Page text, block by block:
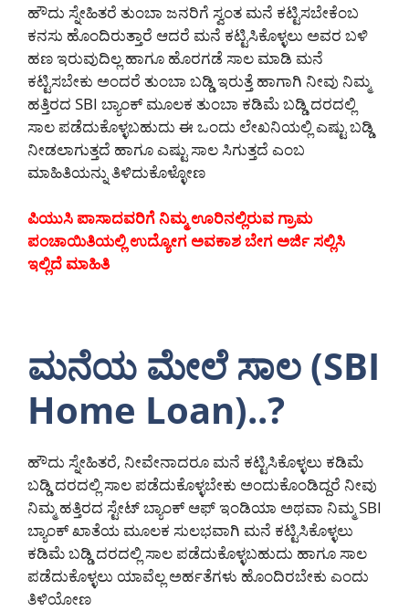
ಹೌದು ಸ್ನೇಹಿತರೆ ತುಂಬಾ ಜನರಿಗೆ ಸ್ವಂತ ಮನೆ ಕಟ್ಟಿಸಬೇಕೆಂಬ
ಕನಸು ಹೊಂದಿರುತ್ತಾರೆ ಆದರೆ ಮನೆ ಕಟ್ಟಿಸಿಕೊಳ್ಳಲು ಅವರ ಬಳಿ
ಹಣ ಇರುವುದಿಲ್ಲ ಹಾಗೂ ಹೊರಗಡೆ ಸಾಲ ಮಾಡಿ ಮನೆ
ಕಟ್ಟಿಸಬೇಕು ಅಂದರೆ ತುಂಬಾ ಬಡ್ಡಿ ಇರುತ್ತೆ ಹಾಗಾಗಿ ನೀವು ನಿಮ್ಮ
ಹತ್ತಿರದ SBI ಬ್ಯಾಂಕ್ ಮೂಲಕ ತುಂಬಾ ಕಡಿಮೆ ಬಡ್ಡಿ ದರದಲ್ಲಿ
ಸಾಲ ಪಡೆದುಕೊಳ್ಳಬಹುದು ಈ ಒಂದು ಲೇಖನಿಯಲ್ಲಿ ಎಷ್ಟು ಬಡ್ಡಿ
ನೀಡಲಾಗುತ್ತದೆ ಹಾಗೂ ಎಷ್ಟು ಸಾಲ ಸಿಗುತ್ತದೆ ಎಂಬ
ಮಾಹಿತಿಯನ್ನು ತಿಳಿದುಕೊಳ್ಳೋಣ
ಪಿಯುಸಿ ಪಾಸಾದವರಿಗೆ ನಿಮ್ಮ ಊರಿನಲ್ಲಿರುವ ಗ್ರಾಮ
ಪಂಚಾಯಿತಿಯಲ್ಲಿ ಉದ್ಯೋಗ ಅವಕಾಶ ಬೇಗ ಅರ್ಜಿ ಸಲ್ಲಿಸಿ
ಇಲ್ಲಿದೆ ಮಾಹಿತಿ
ಮನೆಯ ಮೇಲೆ ಸಾಲ (SBI
Home Loan)..?
ಹೌದು ಸ್ನೇಹಿತರೆ, ನೀವೇನಾದರೂ ಮನೆ ಕಟ್ಟಿಸಿಕೊಳ್ಳಲು ಕಡಿಮೆ
ಬಡ್ಡಿ ದರದಲ್ಲಿ ಸಾಲ ಪಡೆದುಕೊಳ್ಳಬೇಕು ಅಂದುಕೊಂಡಿದ್ದರೆ ನೀವು
ನಿಮ್ಮ ಹತ್ತಿರದ ಸ್ಟೇಟ್ ಬ್ಯಾಂಕ್ ಆಫ್ ಇಂಡಿಯಾ ಅಥವಾ ನಿಮ್ಮ SBI
ಬ್ಯಾಂಕ್ ಖಾತೆಯ ಮೂಲಕ ಸುಲಭವಾಗಿ ಮನೆ ಕಟ್ಟಿಸಿಕೊಳ್ಳಲು
ಕಡಿಮೆ ಬಡ್ಡಿ ದರದಲ್ಲಿ ಸಾಲ ಪಡೆದುಕೊಳ್ಳಬಹುದು ಹಾಗೂ ಸಾಲ
ಪಡೆದುಕೊಳ್ಳಲು ಯಾವೆಲ್ಲ ಅರ್ಹತೆಗಳು ಹೊಂದಿರಬೇಕು ಎಂದು
ತಿಳಿಯೋಣ